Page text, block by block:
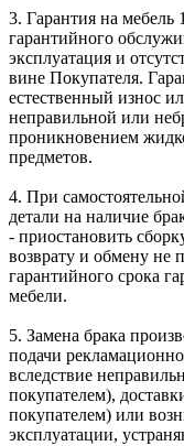
3. Гарантия на мебель
гарантийного
эксплуатация и
вине Покупателя.
естественный износ
неправильной или
проникновением
предметов.
4. При
детали на наличие
- приостановить
возврату и обмену не
гарантийного срока
мебели.
5. Замена брака
подачи
вследствие
покупателем),
покупателем) или
эксплуатации,